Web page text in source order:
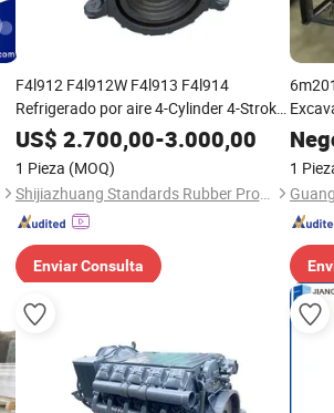
F4l912 F4l912W F4l913 F4l914
Refrigerado por aire 4-Cylinder 4-Stroke
Motor diésel turbo completo para Deutz
US$ 2.700,00-3.000,00
1 Pieza (MOQ)
Shijiazhuang Standards Rubber Products Trading Co., Ltd.
Enviar Consulta
Borda
1